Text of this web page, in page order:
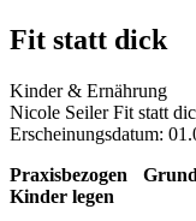
Fit statt dick
Kinder & Ernährung
Buchdetails
Nicole Seiler Fit statt
Erscheinungsdatum:
Beschreibung
Praxisbezogen
Kinder legen